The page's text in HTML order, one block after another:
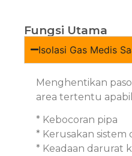
Fungsi Utama
Isolasi Gas Medis
Menghentikan
area tertentu
* Kebocoran pipa
* Kerusakan sistem
* Keadaan darurat